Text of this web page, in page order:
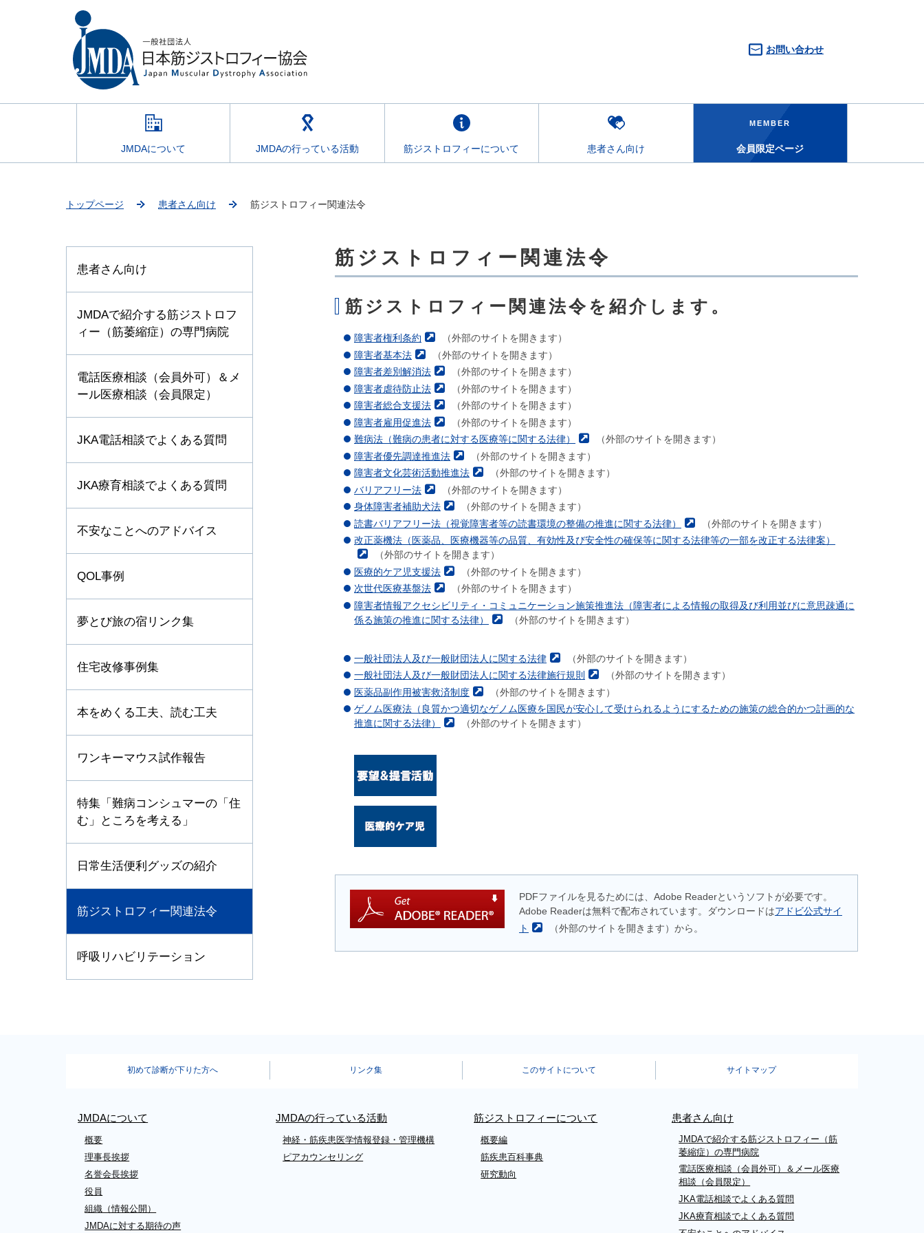
お問い合わせ
JMDAについて JMDAの行っている活動 筋ジストロフィーについて 患者さん向け
MEMBER
会員限定ページ
トップページ 患者さん向け 筋ジストロフィー関連法令
患者さん向け
JMDAで紹介する筋ジストロフ
ィー（筋萎縮症）の専門病院
電話医療相談（会員外可）＆メ
ール医療相談（会員限定）
JKA電話相談でよくある質問
JKA療育相談でよくある質問
不安なことへのアドバイス
QOL事例
夢とび旅の宿リンク集
住宅改修事例集
本をめくる工夫、読む工夫
ワンキーマウス試作報告
特集「難病コンシュマーの「住
む」ところを考える」
日常生活便利グッズの紹介
筋ジストロフィー関連法令
呼吸リハビリテーション
こ
こ
ら
で
す。
筋ジストロフィー関連法令
筋ジストロフィー関連法令を紹介します。
障害者権利条約
（外部のサイトを開きます）
障害者基本法
（外部のサイトを開きます）
障害者差別解消法
（外部のサイトを開きます）
障害者虐待防止法
（外部のサイトを開きます）
障害者総合支援法
（外部のサイトを開きます）
障害者雇用促進法
（外部のサイトを開きます）
難病法（難病の患者に対する医療等に関する法律）
（外部のサイトを開きます）
障害者優先調達推進法
（外部のサイトを開きます）
障害者文化芸術活動推進法
（外部のサイトを開きます）
バリアフリー法
（外部のサイトを開きます）
身体障害者補助犬法
（外部のサイトを開きます）
読書バリアフリー法（視覚障害者等の読書環境の整備の推進に関する法律）
（外部のサイトを開きます）
改正薬機法（医薬品、医療機器等の品質、有効性及び安全性の確保等に関する法律等の一部を改正する法律案）
（外部のサイトを開きます）
医療的ケア児支援法
（外部のサイトを開きます）
次世代医療基盤法
（外部のサイトを開きます）
障害者情報アクセシビリティ・コミュニケーション施策推進法（障害者による情報の取得及び利用並びに意思疎通に
係る施策の推進に関する法律）
（外部のサイトを開きます）
一般社団法人及び一般財団法人に関する法律
（外部のサイトを開きます）
一般社団法人及び一般財団法人に関する法律施行規則
（外部のサイトを開きます）
医薬品副作用被害救済制度
（外部のサイトを開きます）
ゲノム医療法（良質かつ適切なゲノム医療を国民が安心して受けられるようにするための施策の総合的かつ計画的な
推進に関する法律）
（外部のサイトを開きます）
PDFファイルを見るためには、Adobe Readerというソフトが必要です。
Adobe Readerは無料で配布されています。ダウンロードはアドビ公式サイ
ト
（外部のサイトを開きます）から。
初めて診断が下りた方へ リンク集 このサイトについて サイトマップ
JMDAについて
概要
理事長挨拶
名誉会長挨拶
役員
組織（情報公開）
JMDAに対する期待の声
JMDAの行っている活動
神経・筋疾患医学情報登録・管理機構
ピアカウンセリング
筋ジストロフィーについて
概要編
筋疾患百科事典
研究動向
患者さん向け
JMDAで紹介する筋ジストロフィー（筋
萎縮症）の専門病院
電話医療相談（会員外可）＆メール医療
相談（会員限定）
JKA電話相談でよくある質問
JKA療育相談でよくある質問